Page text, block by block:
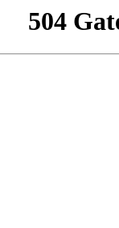
504